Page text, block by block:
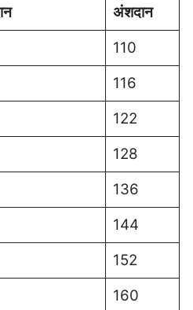
अंशदान
110
116
122
128
136
144
152
160